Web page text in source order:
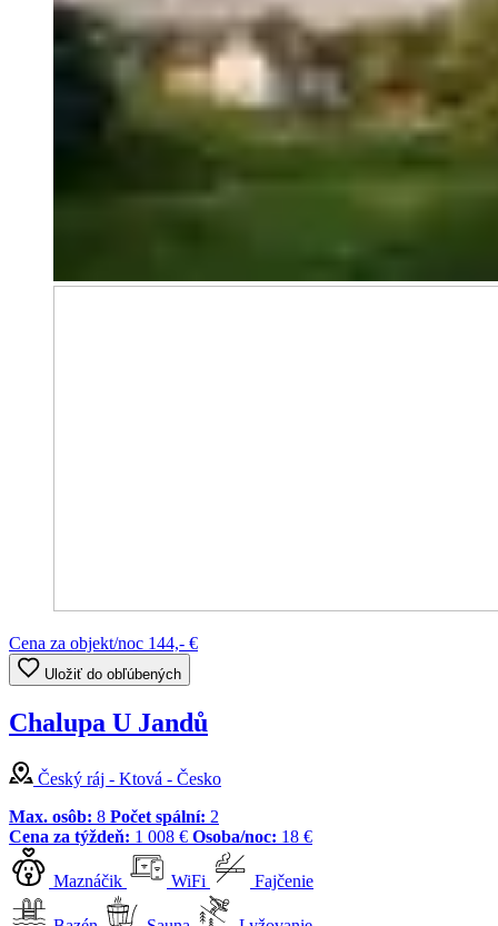
Cena za objekt/noc 144,- €
Uložiť do obľúbených
Chalupa U Jandů
Český ráj - Ktová - Česko
Max. osôb: 8 Počet spální: 2
Cena za týždeň: 1 008 € Osoba/noc: 18 €
Maznáčik WiFi Fajčenie